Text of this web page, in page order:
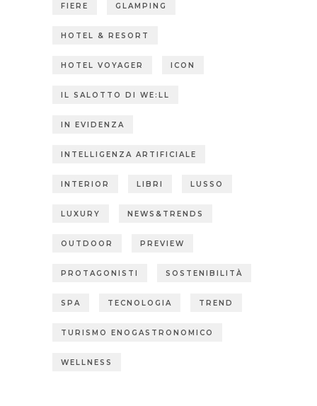
FIERE GLAMPING
HOTEL & RESORT
HOTEL VOYAGER ICON
IL SALOTTO DI WE:LL
IN EVIDENZA
INTELLIGENZA ARTIFICIALE
INTERIOR LIBRI LUSSO
LUXURY NEWS&TRENDS
OUTDOOR PREVIEW
PROTAGONISTI SOSTENIBILITÀ
SPA TECNOLOGIA TREND
TURISMO ENOGASTRONOMICO
WELLNESS